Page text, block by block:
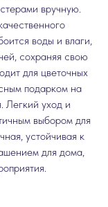
вручную.
воды и влаги,
сохраняя свою
для цветочных
подарком на
Легкий уход и
выбором для
устойчивая к
для дома,